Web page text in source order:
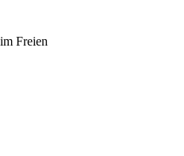
Freien